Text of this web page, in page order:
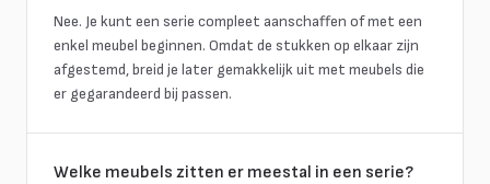
Nee. Je kunt een serie compleet aanschaffen of met een
enkel meubel beginnen. Omdat de stukken op elkaar zijn
afgestemd, breid je later gemakkelijk uit met meubels die
er gegarandeerd bij passen.
Welke meubels zitten er meestal in een serie?